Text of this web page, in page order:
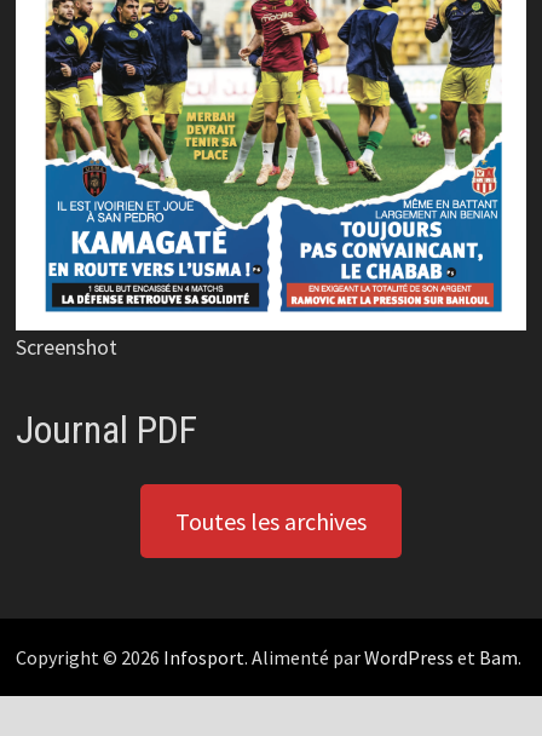
Screenshot
Journal PDF
Toutes les archives
Copyright © 2026 Infosport. Alimenté parWordPress et Bam.